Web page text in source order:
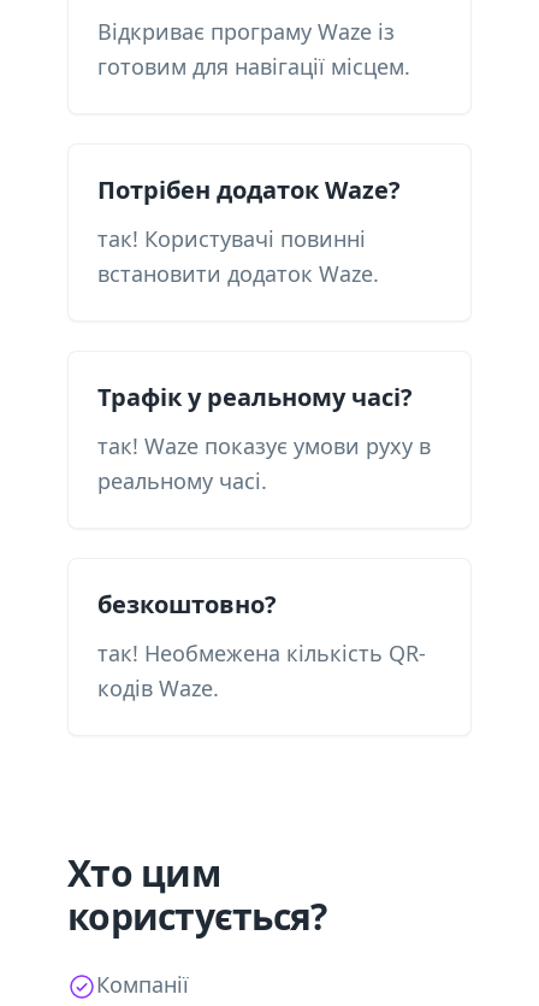
Відкриває програму Waze із
готовим для навігації місцем.
Потрібен додаток Waze?
так! Користувачі повинні
встановити додаток Waze.
Трафік у реальному часі?
так! Waze показує умови руху в
реальному часі.
безкоштовно?
так! Необмежена кількість QR-
кодів Waze.
Хто цим
користується?
Компанії